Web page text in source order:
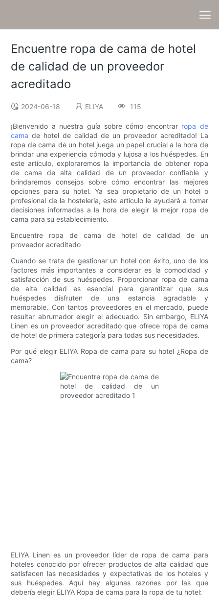
Encuentre ropa de cama de hotel
de calidad de un proveedor
acreditado
2024-06-18 ELIYA 115
¡Bienvenido a nuestra guía sobre cómo encontrar ropa de
cama de hotel de calidad de un proveedor acreditado! La
ropa de cama de un hotel juega un papel crucial a la hora de
brindar una experiencia cómoda y lujosa a los huéspedes. En
este artículo, exploraremos la importancia de obtener ropa
de cama de alta calidad de un proveedor confiable y
brindaremos consejos sobre cómo encontrar las mejores
opciones para su hotel. Ya sea propietario de un hotel o
profesional de la hostelería, este artículo le ayudará a tomar
decisiones informadas a la hora de elegir la mejor ropa de
cama para su establecimiento.
Encuentre ropa de cama de hotel de calidad de un
proveedor acreditado
Cuando se trata de gestionar un hotel con éxito, uno de los
factores más importantes a considerar es la comodidad y
satisfacción de sus huéspedes. Proporcionar ropa de cama
de alta calidad es esencial para garantizar que sus
huéspedes disfruten de una estancia agradable y
memorable. Con tantos proveedores en el mercado, puede
resultar abrumador elegir el adecuado. Sin embargo, ELIYA
Linen es un proveedor acreditado que ofrece ropa de cama
de hotel de primera categoría para todas sus necesidades.
Por qué elegir ELIYA Ropa de cama para su hotel ¿Ropa de
cama?
ELIYA Linen es un proveedor líder de ropa de cama para
hoteles conocido por ofrecer productos de alta calidad que
satisfacen las necesidades y expectativas de los hoteles y
sus huéspedes. Aquí hay algunas razones por las que
debería elegir ELIYA Ropa de cama para la ropa de tu hotel: